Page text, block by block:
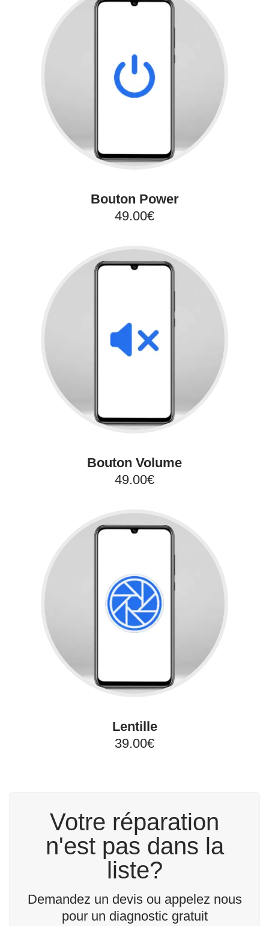
Bouton Power
49.00€
Bouton Volume
49.00€
Lentille
39.00€
Votre réparation
n'est pas dans la
liste?
Demandez un devis ou appelez nous
pour un diagnostic gratuit